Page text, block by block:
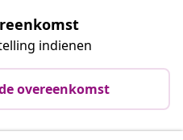
indienen
overeenkomst